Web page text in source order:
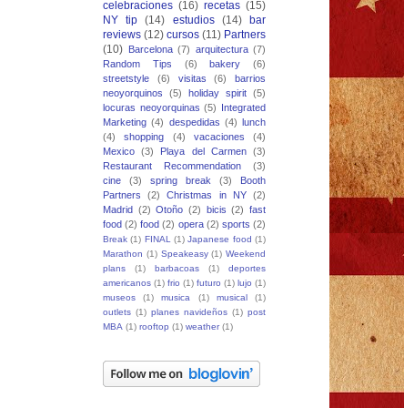
celebraciones (16) recetas (15)
NY tip
(14) estudios (14)
bar
reviews (12) cursos (11) Partners
(10) Barcelona (7) arquitectura (7)
Random Tips
(6) bakery
(6)
streetstyle
(6) visitas (6)
barrios
neoyorquinos
(5) holiday spirit (5)
locuras neoyorquinas (5) Integrated
Marketing (4) despedidas (4) lunch
(4)
shopping (4) vacaciones
(4)
Mexico
(3) Playa del Carmen
(3)
Restaurant Recommendation
(3)
cine
(3) spring break (3)
Booth
Partners
(2) Christmas in NY
(2)
Madrid (2) Otoño (2) bicis (2) fast
food (2) food (2) opera (2) sports (2)
Break (1) FINAL (1) Japanese food (1)
Marathon (1) Speakeasy (1) Weekend
plans
(1) barbacoas (1)
deportes
americanos (1) frio (1) futuro (1) lujo (1)
museos
(1) musica (1) musical
(1)
outlets (1) planes navideños (1) post
MBA (1) rooftop (1) weather (1)